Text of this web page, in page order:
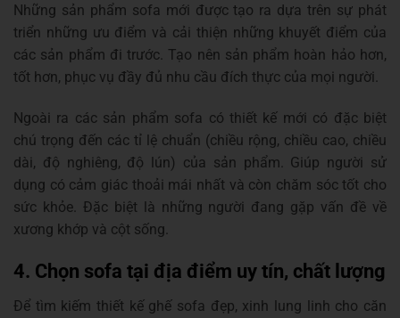
Những sản phẩm sofa mới được tạo ra dựa trên sự phát
triển những ưu điểm và cải thiện những khuyết điểm của
các sản phẩm đi trước. Tạo nên sản phẩm hoàn hảo hơn,
tốt hơn, phục vụ đầy đủ nhu cầu đích thực của mọi người.
Ngoài ra các sản phẩm sofa có thiết kế mới có đặc biệt
chú trọng đến các tỉ lệ chuẩn (chiều rộng, chiều cao, chiều
dài, độ nghiêng, độ lún) của sản phẩm. Giúp người sử
dụng có cảm giác thoải mái nhất và còn chăm sóc tốt cho
sức khỏe. Đặc biệt là những người đang gặp vấn đề về
xương khớp và cột sống.
4. Chọn sofa tại địa điểm uy tín, chất lượng
Để tìm kiếm thiết kế ghế sofa đẹp, xinh lung linh cho căn